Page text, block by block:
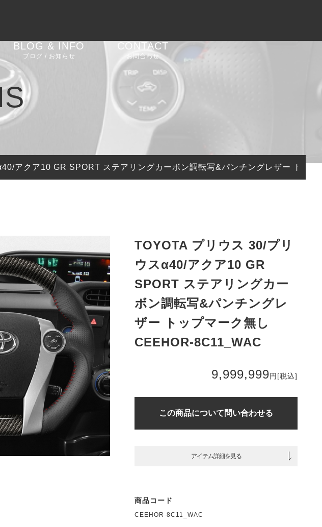
BLOG & INFO
ブログ / お知らせ
お知らせ
ブログ
CONTACT
お問合わせ
アクア10 GR SPORT ステアリングカーボン調転写&パンチングレザー トッ
TOYOTA プリウス 30/プリ
ウスα40/アクア10 GR
SPORT ステアリングカー
ボン調転写&パンチングレ
ザー トップマーク無し
CEEHOR-8C11_WAC
9,999,999円 [税込]
この商品について問い合わせる
アイテム詳細を見る
商品コード
CEEHOR-8C11_WAC